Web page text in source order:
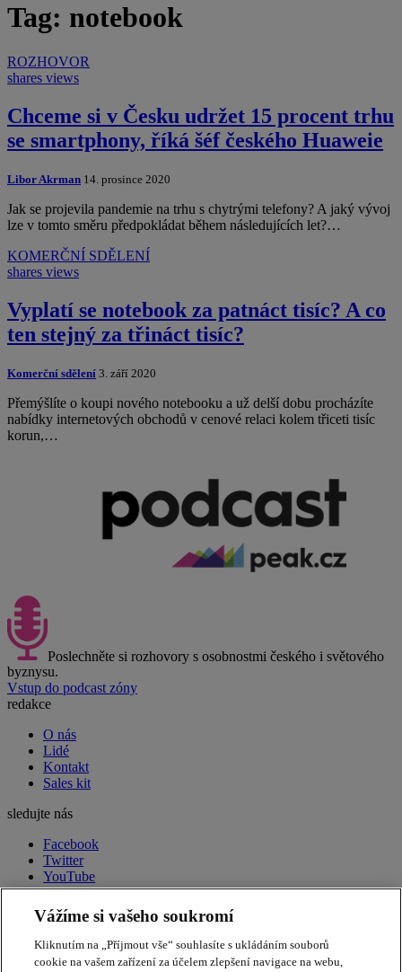
Tag: notebook
ROZHOVOR
shares views
Chceme si v Česku udržet 15 procent trhu
se smartphony, říká šéf českého Huaweie
Libor Akrman 14. prosince 2020
Jak se projevila pandemie na trhu s chytrými telefony? A jaký vývoj
lze v tomto směru předpokládat během následujících let?…
KOMERČNÍ SDĚLENÍ
shares views
Vyplatí se notebook za patnáct tisíc? A co
ten stejný za třináct tisíc?
Komerční sdělení 3. září 2020
Přemýšlíte o koupi nového notebooku a už delší dobu procházíte
nabídky internetových obchodů v cenové relaci kolem třiceti tisíc
korun,…
Poslechněte si rozhovory s osobnostmi českého i světového
byznysu.
Vstup do podcast zóny
redakce
O nás
Lidé
Kontakt
Sales kit
sledujte nás
Facebook
Twitter
YouTube
LinkedIn
RSS
peak week newsletter
Souhrn toho nejdůležitějšího
každý pátek ve vašem e-mailu. Přihlásit odběr
Vážíme si vašeho soukromí
Kliknutím na „Příjmout vše“ souhlasíte s ukládáním souborů
cookie na vašem zařízení za účelem zlepšení navigace na webu,